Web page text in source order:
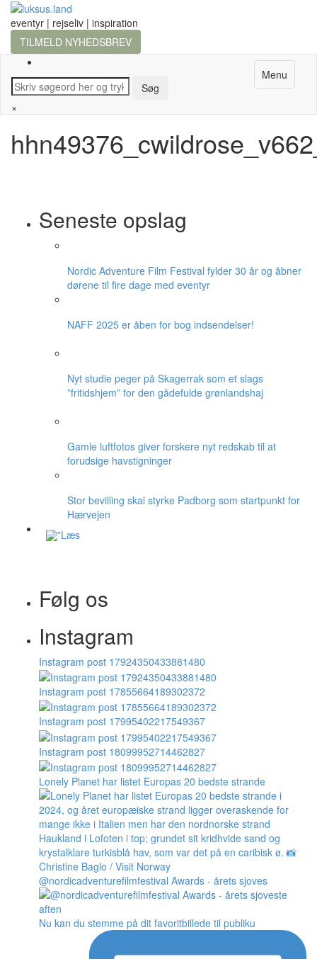
eventyr | rejseliv | inspiration
TILMELD NYHEDSBREV
Menu
×
Seneste opslag
Nordic Adventure Film Festival fylder 30 år og åbner
dørene til fire dage med eventyr
NAFF 2025 er åben for bog indsendelser!
Nyt studie peger på Skagerrak som et slags
”fritidshjem” for den gådefulde grønlandshaj
Gamle luftfotos giver forskere nyt redskab til at
forudsige havstigninger
Stor bevilling skal styrke Padborg som startpunkt for
Hærvejen
Følg os
Instagram
Instagram post 17924350433881480
Instagram post 17855664189302372
Instagram post 17995402217549367
Instagram post 18099952714462827
Lonely Planet har listet Europas 20 bedste strande
@nordicadventurefilmfestival Awards - årets sjoves
Nu kan du stemme på dit favoritbillede til publiku